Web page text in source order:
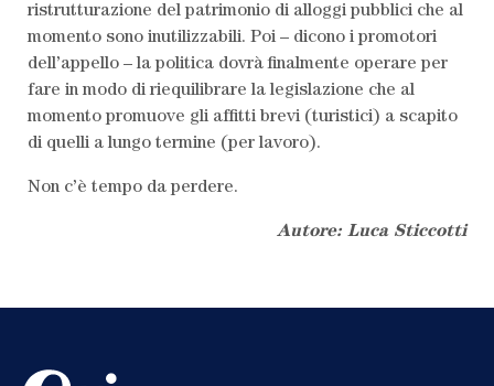
ristrutturazione del patrimonio di alloggi pubblici che al
momento sono inutilizzabili. Poi – dicono i promotori
dell’appello – la politica dovrà finalmente operare per
fare in modo di riequilibrare la legislazione che al
momento promuove gli affitti brevi (turistici) a scapito
di quelli a lungo termine (per lavoro).
Non c’è tempo da perdere.
Autore: Luca Sticcotti